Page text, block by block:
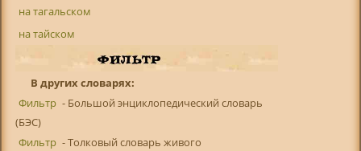
на тагальском
на тайском
В других словарях:
Фильтр - Большой энциклопедический словарь
(БЭС)
Фильтр - Толковый словарь живого